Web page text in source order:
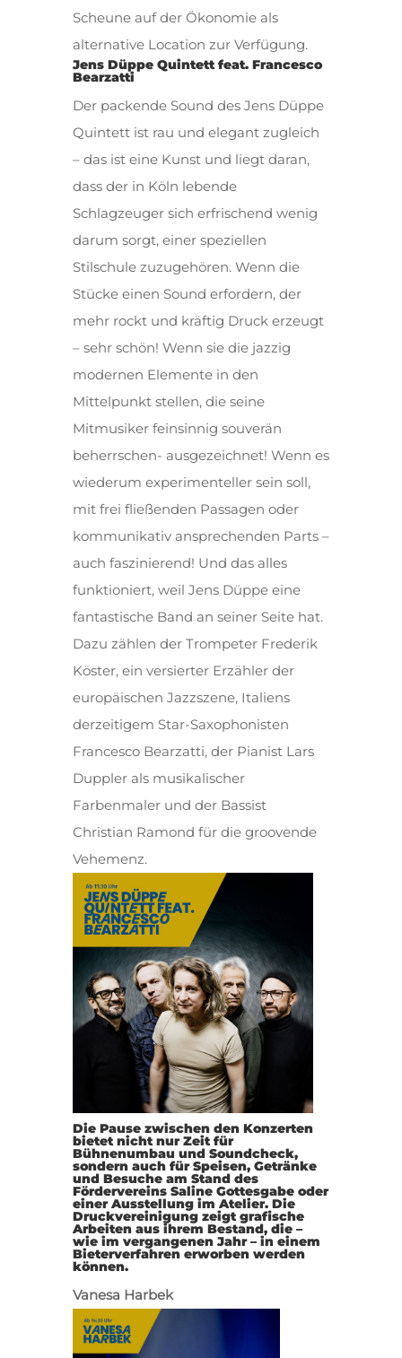
Scheune auf der Ökonomie als
alternative Location zur Verfügung.
Jens Düppe Quintett feat. Francesco
Bearzatti
Der packende Sound des Jens Düppe
Quintett ist rau und elegant zugleich
– das ist eine Kunst und liegt daran,
dass der in Köln lebende
Schlagzeuger sich erfrischend wenig
darum sorgt, einer speziellen
Stilschule zuzugehören. Wenn die
Stücke einen Sound erfordern, der
mehr rockt und kräftig Druck erzeugt
– sehr schön! Wenn sie die jazzig
modernen Elemente in den
Mittelpunkt stellen, die seine
Mitmusiker feinsinnig souverän
beherrschen- ausgezeichnet! Wenn es
wiederum experimenteller sein soll,
mit frei fließenden Passagen oder
kommunikativ ansprechenden Parts –
auch faszinierend! Und das alles
funktioniert, weil Jens Düppe eine
fantastische Band an seiner Seite hat.
Dazu zählen der Trompeter Frederik
Köster, ein versierter Erzähler der
europäischen Jazzszene, Italiens
derzeitigem Star-Saxophonisten
Francesco Bearzatti, der Pianist Lars
Duppler als musikalischer
Farbenmaler und der Bassist
Christian Ramond für die groovende
Vehemenz.
Die Pause zwischen den Konzerten
bietet nicht nur Zeit für
Bühnenumbau und Soundcheck,
sondern auch für Speisen, Getränke
und Besuche am Stand des
Fördervereins Saline Gottesgabe oder
einer Ausstellung im Atelier. Die
Druckvereinigung zeigt grafische
Arbeiten aus ihrem Bestand, die –
wie im vergangenen Jahr – in einem
Bieterverfahren erworben werden
können.
Vanesa Harbek